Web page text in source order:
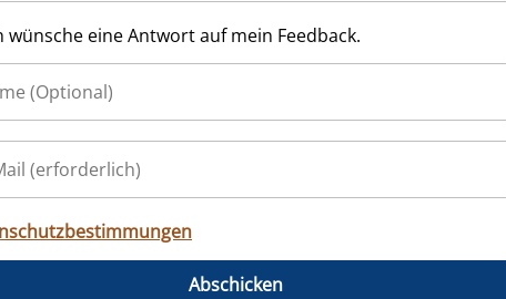
wünsche eine Antwort auf mein Feedback.
Abschicken